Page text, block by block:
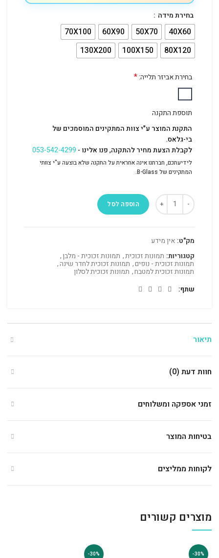
בחירת מידה
40X60
50X70
60X90
70X100
80X120
100X150
130X200
בחירת אביזר תלייה:*
תוספת התקנה
התקנת המוצר ע"י צוות המתקינים המוסמכים של
בי-גלאס.
לקבלת הצעת מחיר להתקנה, פנו אלינו -053-542-4299
לידיעתכם, חברתנו אינה אחראית על התקנה שלא בוצעה ע"י צוותי
המתקינים של B-Glass.
הוספה לסל
מק"ט: אין מידע
קטגוריות: תמונות זכוכית, תמונות זכוכית - מלבן,
תמונות זכוכית - נופים, תמונות זכוכית לחדר שינה,
תמונות זכוכית למטבח, תמונות זכוכית לסלון
שתף
תיאור
חוות דעת (0)
זמני אספקה ומשלוחים
בטיחות המוצר
לקוחות ממליצים
מוצרים קשורים
-30%
-30%